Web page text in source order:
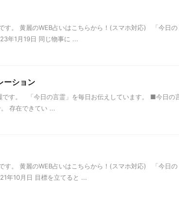
す。 黄麗のWEB占いはこちらから！(スマホ対応) 「今日の
年1月19日 同じ物事に ...
ーション
です。 「今日の言霊」を毎日お伝えしています。 ■今日の
存在できてい ...
す。 黄麗のWEB占いはこちらから！(スマホ対応) 「今日の
年10月日 目標を立てると ...